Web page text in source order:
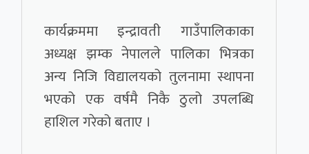
कार्यक्रममा इन्द्रावती गाउँपालिकाका
अध्यक्ष झम्क नेपालले पालिका भित्रका
अन्य निजि विद्यालयको तुलनामा स्थापना
भएको एक वर्षमै निकै ठुलो उपलब्धि
हाशिल गरेको बताए ।